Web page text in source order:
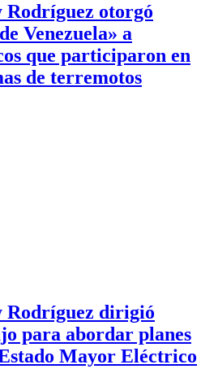
Rodríguez otorgó
Venezuela» a
que participaron en
de terremotos
Rodríguez dirigió
para abordar planes
Mayor Eléctrico